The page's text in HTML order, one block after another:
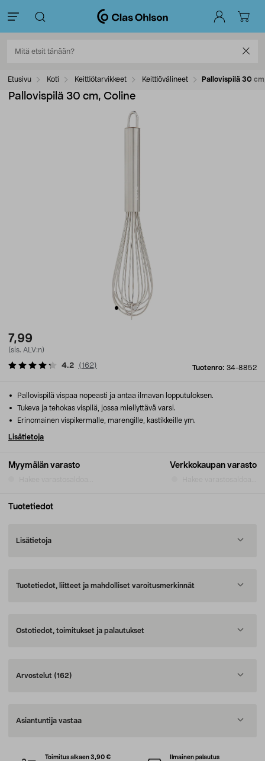
Etusivu Koti Keittiötarvikkeet Keittiövälineet Pallovispilä 30
Pallovispilä 30 cm, Coline
7,99
(sis. ALV:n)
Tuotenro: 34-8852
4.2 (162)
Myymälän varasto Verkkokaupan varasto
Pallovispilä vispaa nopeasti ja antaa ilmavan lopputuloksen.
Tukeva ja tehokas vispilä, jossa miellyttävä varsi.
Erinomainen vispikermalle, marengille, kastikkeille ym.
Lisätietoja
Tuotetiedot
Lisätietoja
Tuotetiedot, liitteet ja mahdolliset varoitusmerkinnät
Ostotiedot, toimitukset ja palautukset
Arvostelut (162)
Asiantuntija vastaa
Toimitus alkaen 3,90 €
Ilmainen palautus